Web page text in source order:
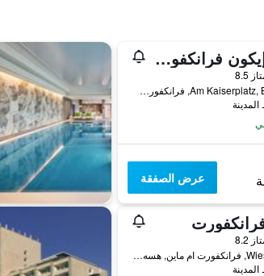
شتيجنبيرجر إيكون فرانكفورتر هوف
8.5
Am Kaiserplatz, Bethmannstraße 33, فرانكفورت ام ماين, هسه, ألمانيا
عرض الصفقة
8.2
Wiesenhuettenplatz 38, فرانكفورت ام ماين, هسه, ألمانيا